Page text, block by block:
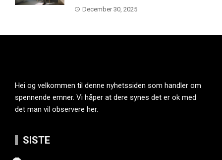
December 30, 2025
Hei og velkommen til denne nyhetssiden som handler om
spennende emner. Vi håper at dere synes det er ok med
det man vil observere her.
SISTE